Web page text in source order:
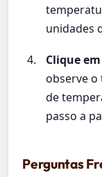
unidades
Clique
observe
de
passo a
Perguntas